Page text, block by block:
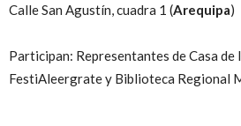
Calle San Agustín, cuadra 1 (Arequipa)
Participan: Representantes de Casa
FestiAleergrate y Biblioteca Regional